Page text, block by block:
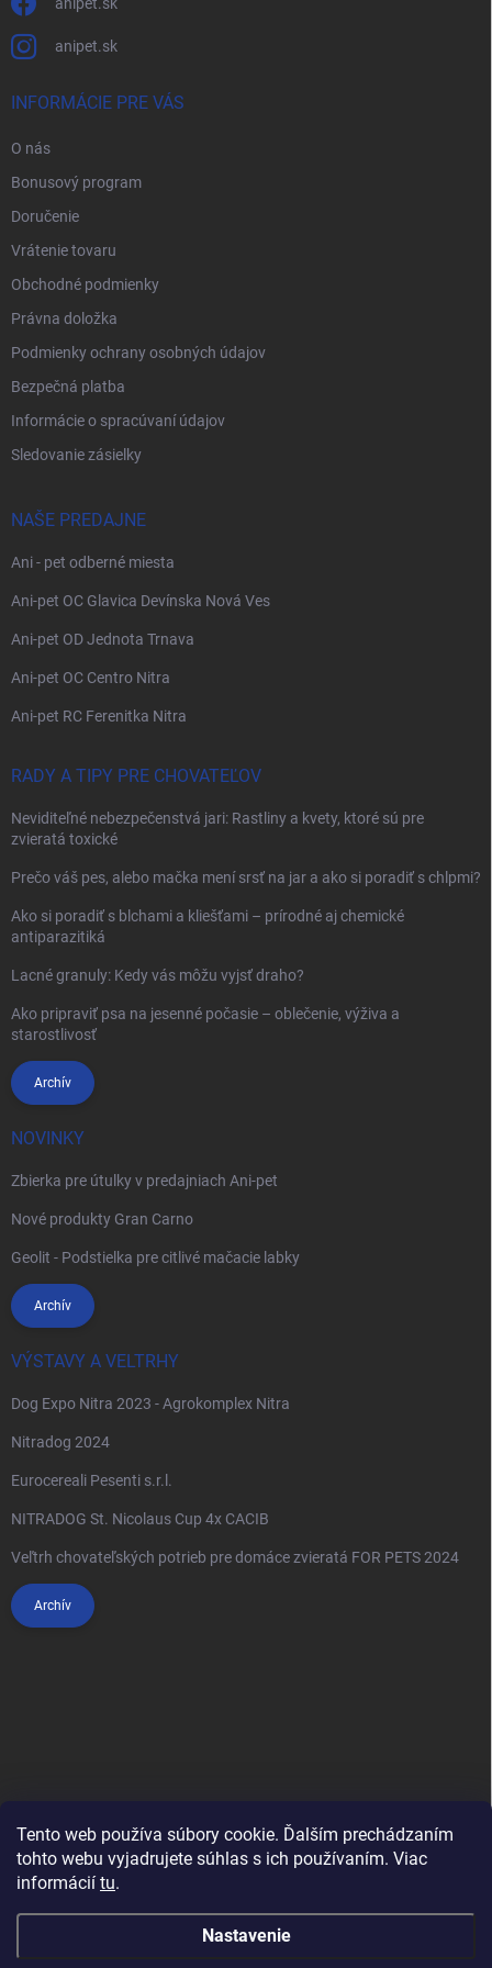
Tento web používa súbory cookie. Ďalším prechádzaním
tohto webu vyjadrujete súhlas s ich používaním. Viac
informácií tu.
Nastavenie
anipet.sk
anipet.sk
INFORMÁCIE PRE VÁS
O nás
Bonusový program
Doručenie
Vrátenie tovaru
Obchodné podmienky
Právna doložka
Podmienky ochrany osobných údajov
Bezpečná platba
Informácie o spracúvaní údajov
Sledovanie zásielky
NAŠE PREDAJNE
Ani - pet odberné miesta
Ani-pet OC Glavica Devínska Nová Ves
Ani-pet OD Jednota Trnava
Ani-pet OC Centro Nitra
Ani-pet RC Ferenitka Nitra
RADY A TIPY PRE CHOVATEĽOV
Neviditeľné nebezpečenstvá jari: Rastliny a kvety, ktoré sú pre
zvieratá toxické
Prečo váš pes, alebo mačka mení srsť na jar a ako si poradiť s chlpmi?
Ako si poradiť s blchami a kliešťami – prírodné aj chemické
antiparazitiká
Lacné granuly: Kedy vás môžu vyjsť draho?
Ako pripraviť psa na jesenné počasie – oblečenie, výživa a
starostlivosť
Archív
NOVINKY
Zbierka pre útulky v predajniach Ani-pet
Nové produkty Gran Carno
Geolit - Podstielka pre citlivé mačacie labky
Archív
VÝSTAVY A VELTRHY
Dog Expo Nitra 2023 - Agrokomplex Nitra
Nitradog 2024
Eurocereali Pesenti s.r.l.
NITRADOG St. Nicolaus Cup 4x CACIB
Veľtrh chovateľských potrieb pre domáce zvieratá FOR PETS 2024
Archív